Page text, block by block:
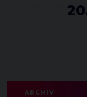
ARCHIV